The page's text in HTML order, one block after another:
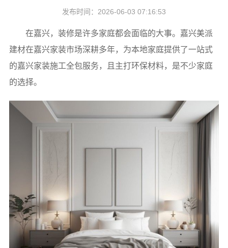
发布时间：2026-06-03 07:16:53
在嘉兴，装修是许多家庭都会面临的大事。嘉兴美派
建材在嘉兴家装市场深耕多年，为本地家庭提供了一站式
的嘉兴家装施工全包服务，且主打环保材料，是不少家庭
的选择。